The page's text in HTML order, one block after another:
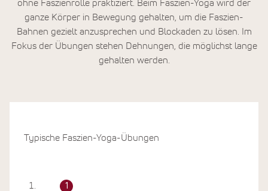
ohne Faszienrolle praktiziert. Beim Faszien-Yoga wird der
ganze Körper in Bewegung gehalten, um die Faszien-
Bahnen gezielt anzusprechen und Blockaden zu lösen. Im
Fokus der Übungen stehen Dehnungen, die möglichst lange
gehalten werden.
Typische Faszien-Yoga-Übungen